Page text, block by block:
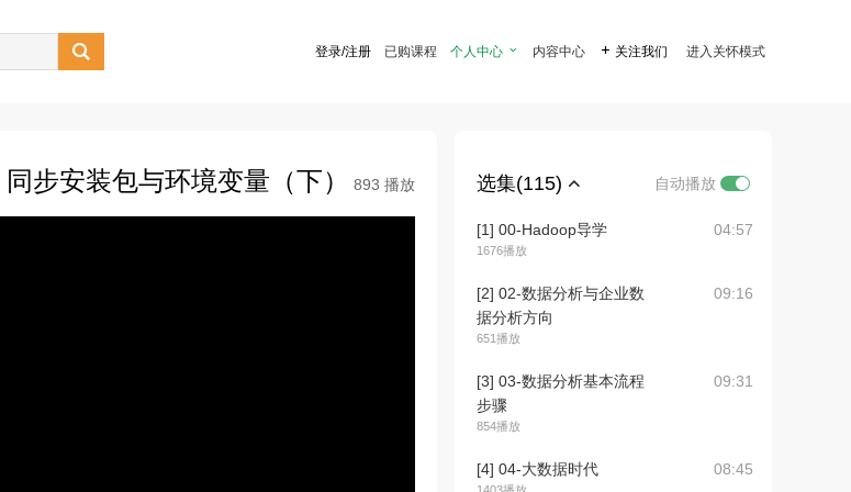
 登录/注册 已购课程 个人中心  内容中心  关注我们 进入关怀模式
步安装包与环境变量（下） 893 播放 选集(115) 自动播放
[1] 00-Hadoop导学
1676播放
04:57
[2] 02-数据分析与企业数
据分析方向
651播放
09:16
[3] 03-数据分析基本流程
步骤
854播放
09:31
[4] 04-大数据时代 08:45